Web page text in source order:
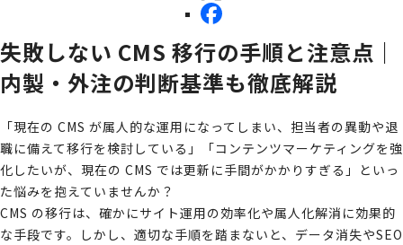
失敗しない CMS 移行の手順と注意点｜
内製・外注の判断基準も徹底解説
「現在の CMS が属人的な運用になってしまい、担当者の異動や退
職に備えて移行を検討している」「コンテンツマーケティングを強
化したいが、現在の CMS では更新に手間がかかりすぎる」といっ
た悩みを抱えていませんか？
CMS の移行は、確かにサイト運用の効率化や属人化解消に効果的
な手段です。しかし、適切な手順を踏まないと、データ消失やSEO